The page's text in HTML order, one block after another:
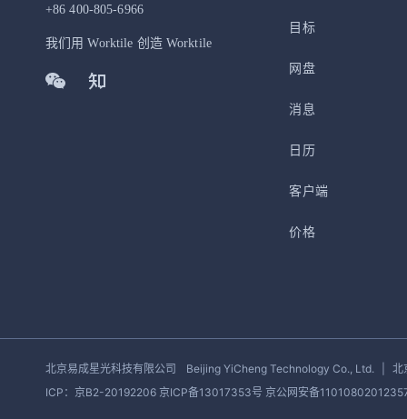
+86 400-805-6966
我们用 Worktile 创造 Worktile
目标
网盘
消息
日历
客户端
价格
北京易成星光科技有限公司 Beijing YiCheng Technology Co., Ltd.
北
ICP：京B2-20192206 京ICP备13017353号 京公网安备